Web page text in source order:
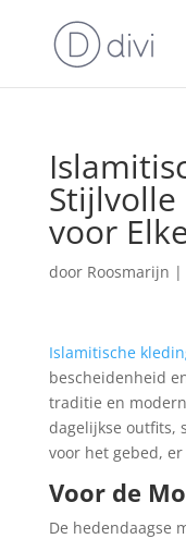
Stijlvolle
voor
door Roosmarijn |
Islamitische
bescheidenheid
traditie en
dagelijkse outfits,
voor het gebed,
Voor de
De hedendaagse